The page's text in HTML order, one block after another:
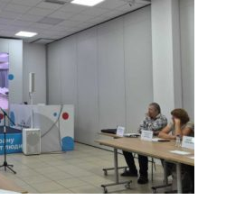
15:50
Ростов может
с населением
НОВОСТЕЙ